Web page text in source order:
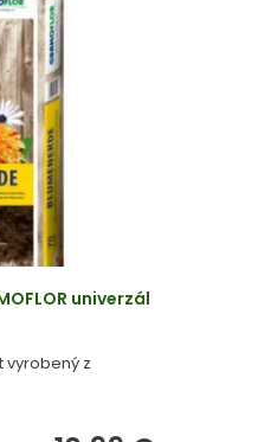
univerzál
vyrobený z